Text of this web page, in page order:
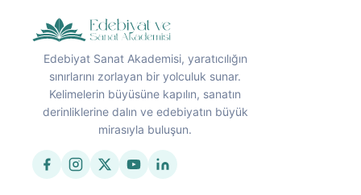
Edebiyat Sanat Akademisi, yaratıcılığın
sınırlarını zorlayan bir yolculuk sunar.
Kelimelerin büyüsüne kapılın, sanatın
derinliklerine dalın ve edebiyatın büyük
mirasıyla buluşun.